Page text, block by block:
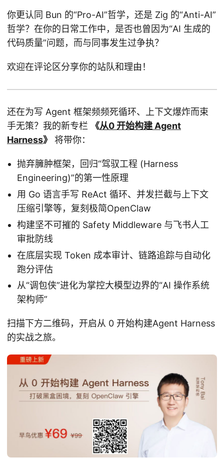
你更认同 Bun 的“Pro-AI”哲学，还是 Zig 的“Anti-AI”
哲学？在你的日常工作中，是否也曾因为“AI 生成的
代码质量”问题，而与同事发生过争执？
欢迎在评论区分享你的站队和理由！
还在为写 Agent 框架频频死循环、上下文爆炸而束
手无策？我的新专栏
《从0 开始构建 Agent
Harness》 将带你：
抛弃臃肿框架，回归“驾驭工程 (Harness
Engineering)”的第一性原理
用 Go 语言手写 ReAct 循环、并发拦截与上下文
压缩引擎等，复刻极简OpenClaw
构建坚不可摧的 Safety Middleware 与飞书人工
审批防线
在底层实现 Token 成本审计、链路追踪与自动化
跑分评估
从“调包侠”进化为掌控大模型边界的“AI 操作系统
架构师”
扫描下方二维码，开启从 0 开始构建Agent Harness
的实战之旅。